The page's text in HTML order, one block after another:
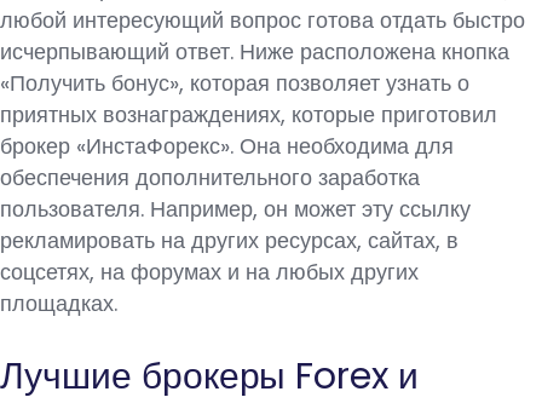
любой интересующий вопрос готова отдать быстро
исчерпывающий ответ. Ниже расположена кнопка
«Получить бонус», которая позволяет узнать о
приятных вознаграждениях, которые приготовил
брокер «ИнстаФорекс». Она необходима для
обеспечения дополнительного заработка
пользователя. Например, он может эту ссылку
рекламировать на других ресурсах, сайтах, в
соцсетях, на форумах и на любых других
площадках.
Лучшие брокеры Forex и